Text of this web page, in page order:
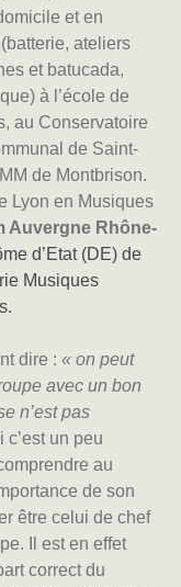
et en
ateliers
et batucada,
à l’école de
au Conservatoire
de Saint-
de Montbrison.
Lyon en Musiques
Auvergne Rhône-
d’Etat (DE) de
Musiques
dire :
« on peut
avec un bon
n’est pas
c’est un peu
au
de son
être celui de chef
Il est en effet
correct du